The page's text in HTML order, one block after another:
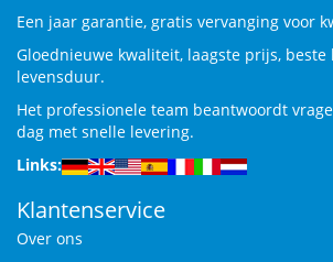
Een jaar garantie, gratis vervanging voor
Gloednieuwe kwaliteit, laagste prijs,
levensduur.
Het professionele team beantwoordt
dag met snelle levering.
Links:
Klantenservice
Over ons